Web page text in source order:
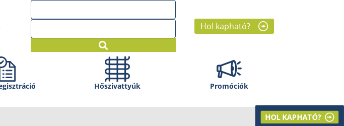
Hol kapható?
Hőszivattyúk Promóciók
HOL KAPHATÓ?